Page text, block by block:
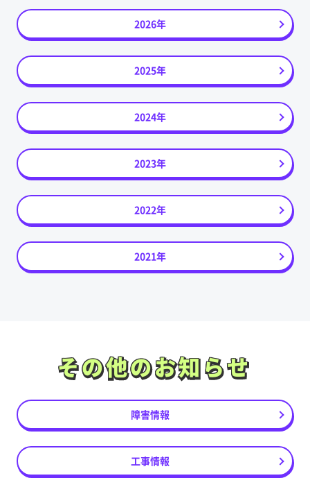
2026年
2025年
2024年
2023年
2022年
2021年
その他のお知らせ
その他のお知らせ
障害情報
工事情報